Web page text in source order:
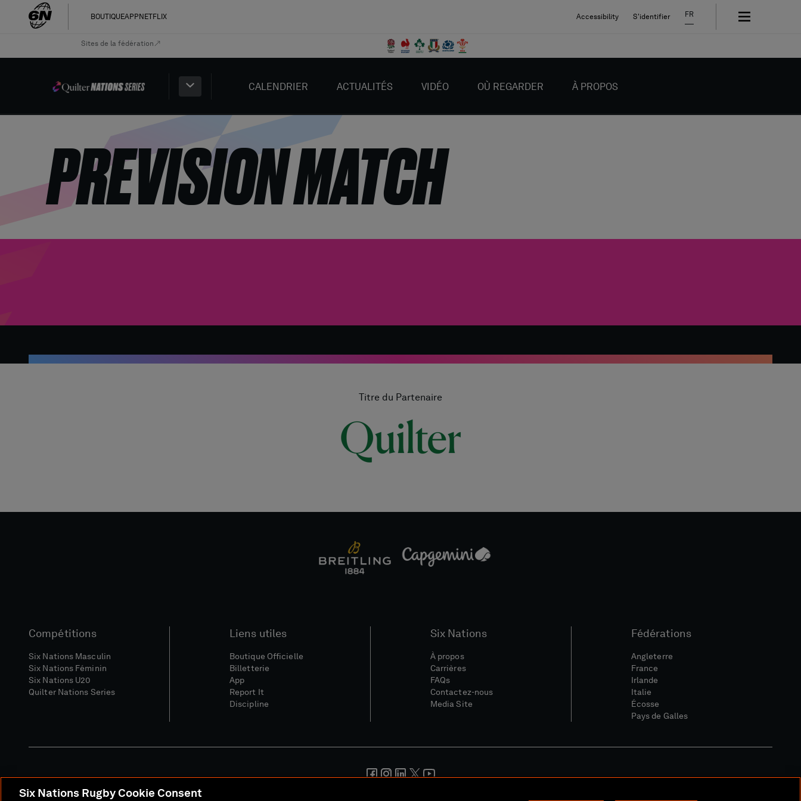
BOUTIQUEAPP NETFLIX Accessibility S'identifier FR
Sites de la fédération
CALENDRIER ACTUALITÉS VIDÉO OÙ REGARDER À PROPOS
PREVISION MATCH
Titre du Partenaire
Compétitions
Six Nations Masculin
Six Nations Féminin
Six Nations U20
Quilter Nations Series
Liens utiles
Boutique Officielle
Billetterie
App
Report It
Discipline
Six Nations
À propos
Carrières
FAQs
Contactez-nous
Media Site
Fédérations
Angleterre
France
Irlande
Italie
Écosse
Pays de Galles
Six Nations Rugby Cookie Consent